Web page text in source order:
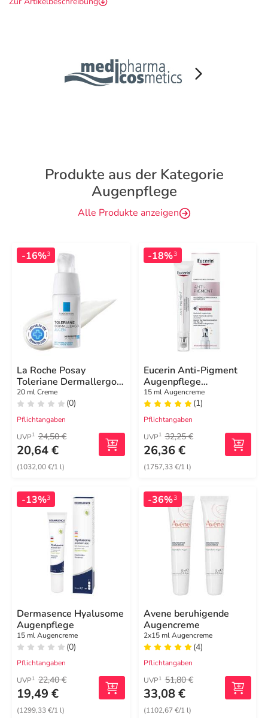
Produkte aus der Kategorie
Augenpflege
Alle Produkte anzeigen
-16%3
La Roche Posay
Toleriane Dermallergo
Augen
20 ml Creme
(0)
Pflichtangaben
UVP1 24,50 €
20,64 €
(1032,00 €/1 l)
-18%3
Eucerin Anti-Pigment
Augenpflege
Augenringe
15 ml Augencreme
(1)
Pflichtangaben
UVP1 32,25 €
26,36 €
(1757,33 €/1 l)
-13%3
Dermasence Hyalusome
Augenpflege
15 ml Augencreme
(0)
Pflichtangaben
UVP1 22,40 €
19,49 €
(1299,33 €/1 l)
-36%3
Avene beruhigende
Augencreme
2x15 ml Augencreme
(4)
Pflichtangaben
UVP1 51,80 €
33,08 €
(1102,67 €/1 l)